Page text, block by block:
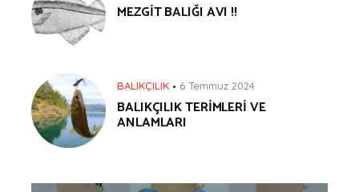
MEZGİT BALIĞI AVI !!
BALIKÇILIK 6 Temmuz 2024
BALIKÇILIK TERİMLERİ VE
ANLAMLARI